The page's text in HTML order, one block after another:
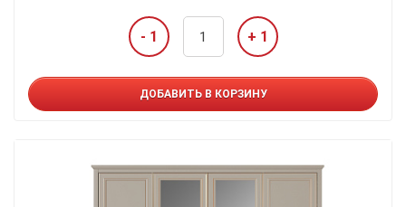
- 1 + 1
ДОБАВИТЬ В КОРЗИНУ